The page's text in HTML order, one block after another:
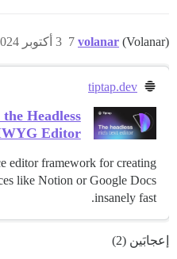
volanar (Volanar) 3 أكتوبر 2024، 1:36م 7
tiptap.dev
Headless
Editor
editor framework for creating
like Notion or Google Docs
insanely fast.
إعجابَين (2)